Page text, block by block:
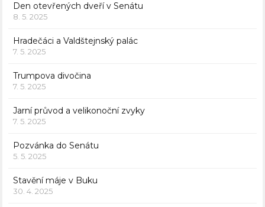
Den otevřených dveří v Senátu
8. 5. 2025
Hradečáci a Valdštejnský palác
7. 5. 2025
Trumpova divočina
7. 5. 2025
Jarní průvod a velikonoční zvyky
7. 5. 2025
Pozvánka do Senátu
5. 5. 2025
Stavění máje v Buku
30. 4. 2025